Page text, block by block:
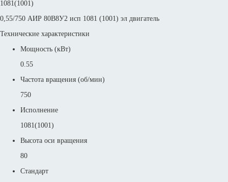
1081(1001)
0,55/750 АИР 80В8У2 исп 1081 (1001) эл двигатель
Технические характеристики
Мощность (кВт)
0.55
Частота вращения (об/мин)
750
Исполнение
1081(1001)
Высота оси вращения
80
Стандарт